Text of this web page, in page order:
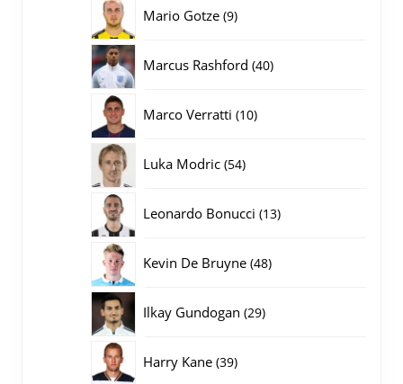
Mario Gotze 99
Marcus Rashford 4040
Marco Verratti 1010
Luka Modric 5454
Leonardo Bonucci 1313
Kevin De Bruyne 4848
Ilkay Gundogan 2929
Harry Kane 3939